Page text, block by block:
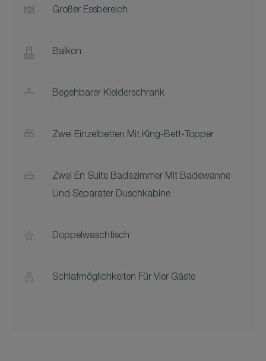
Großer Essbereich
Balkon
Begehbarer Kleiderschrank
Zwei Einzelbetten Mit King-Bett-Topper
Zwei En Suite Badezimmer Mit Badewanne
Und Separater Duschkabine
Doppelwaschtisch
Schlafmöglichkeiten Für Vier Gäste